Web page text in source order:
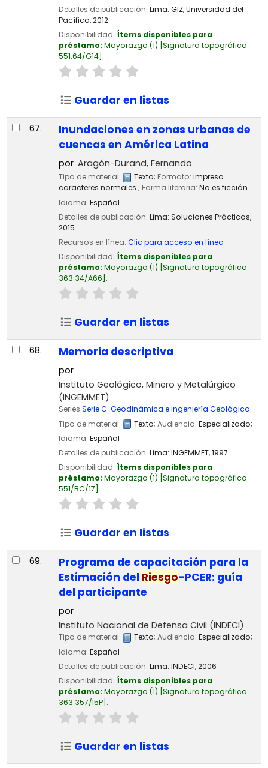
Detalles de publicación: Lima: GIZ, Universidad del
Pacífico,2012
Disponibilidad: Ítems disponibles para
préstamo: Mayorazgo (1) Signatura topográfica:
551.64/G14 .
Guardar en listas
67.
Inundaciones en zonas urbanas de
cuencas en América Latina
por Aragón-Durand, Fernando
Tipo de material: Texto; Formato: impreso
caracteres normales ; Forma literaria: No es ficción
Idioma: Español
Detalles de publicación: Lima: Soluciones Prácticas,
2015
Recursos en línea: Clic para acceso en línea
Disponibilidad: Ítems disponibles para
préstamo: Mayorazgo (1) Signatura topográfica:
363.34/A66 .
Guardar en listas
68. Memoria descriptiva
por
Instituto Geológico, Minero y Metalúrgico
(INGEMMET)
Series Serie C: Geodinámica e Ingeniería Geológica
Tipo de material:
Texto; Audiencia: Especializado;
Idioma: Español
Detalles de publicación: Lima: INGEMMET,1997
Disponibilidad: Ítems disponibles para
préstamo: Mayorazgo (1) Signatura topográfica:
551/BC/17 .
Guardar en listas
69.
Programa de capacitación para la
Estimación del Riesgo-PCER: guía
del participante
por
Instituto Nacional de Defensa Civil (INDECI)
Tipo de material: Texto; Audiencia: Especializado;
Idioma: Español
Detalles de publicación: Lima: INDECI,2006
Disponibilidad: Ítems disponibles para
préstamo: Mayorazgo (1) Signatura topográfica:
363.357/I5P .
Guardar en listas